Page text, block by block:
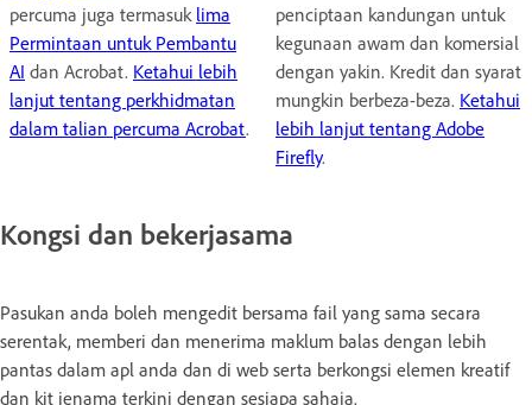
percuma juga termasuk lima
Permintaan untuk Pembantu
AI dan Acrobat. Ketahui lebih
lanjut tentang perkhidmatan
dalam talian percuma Acrobat.
penciptaan kandungan untuk
kegunaan awam dan komersial
dengan yakin. Kredit dan syarat
mungkin berbeza-beza. Ketahui
lebih lanjut tentang Adobe
Firefly.
Kongsi dan bekerjasama
Pasukan anda boleh mengedit bersama fail yang sama secara
serentak, memberi dan menerima maklum balas dengan lebih
pantas dalam apl anda dan di web serta berkongsi elemen kreatif
dan kit jenama terkini dengan sesiapa sahaja.